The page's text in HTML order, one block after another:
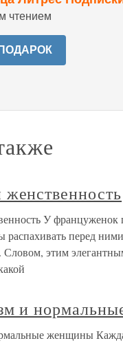
чтением
У
перед
Словом, этим
и
женщины